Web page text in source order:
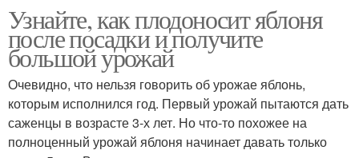
Яблони для ежегодного
плодоношения
Яблони от вредителей
Влажность для яблони Осенний уход
Узнайте, как плодоносит яблоня
после посадки и получите
большой урожай
Очевидно, что нельзя говорить об урожае яблонь,
которым исполнился год. Первый урожай пытаются дать
саженцы в возрасте 3-х лет. Но что-то похожее на
полноценный урожай яблоня начинает давать только